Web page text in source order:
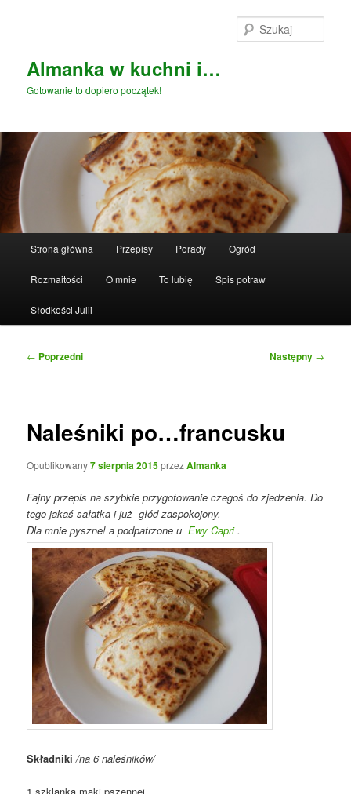
Almanka w kuchni i…
Gotowanie to dopiero początek!
Strona główna Przepisy Porady Ogród
Rozmaitości O mnie To lubię Spis potraw
Słodkości Julii
Nawigacja
← Poprzedni Następny →
Naleśniki po…francusku
Opublikowany7 sierpnia 2015przezAlmanka
Fajny przepis na szybkie przygotowanie czegoś do zjedzenia. Do
tego jakaś sałatka i już głód zaspokojony.
Dla mnie pyszne! a podpatrzone uEwy Capri.
Składniki /na 6 naleśników/